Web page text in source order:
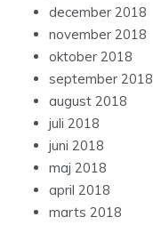
december 2018
november 2018
oktober 2018
september 2018
august 2018
juli 2018
juni 2018
maj 2018
april 2018
marts 2018